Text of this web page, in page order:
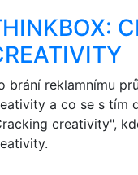
brání reklamnímu
a co se s tím
creativity",